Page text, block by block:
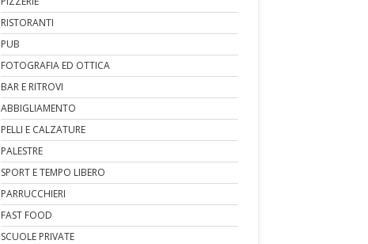
RISTORANTI
PUB
FOTOGRAFIA ED OTTICA
BAR E RITROVI
ABBIGLIAMENTO
PELLI E CALZATURE
PALESTRE
SPORT E TEMPO LIBERO
PARRUCCHIERI
FAST FOOD
SCUOLE PRIVATE